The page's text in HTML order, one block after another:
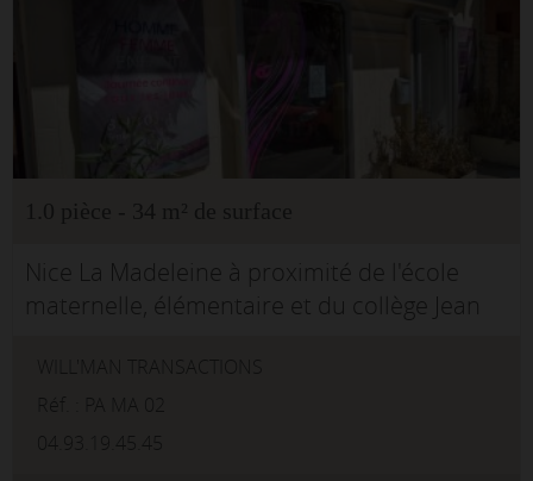
Nice La Madeleine à proximité de l'école
maternelle, élémentaire et du collège Jean